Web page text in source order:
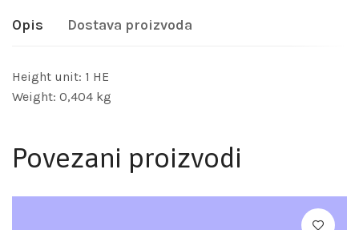
Opis Dostava proizvoda
Height unit: 1 HE
Weight: 0,404 kg
Povezani proizvodi